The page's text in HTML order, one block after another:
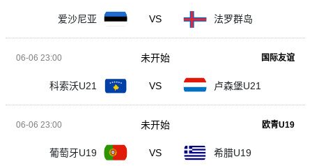
爱沙尼亚 VS 法罗群岛
06-06 23:00 国际友谊
科索沃U21 VS 卢森堡U21
未开始
06-06 23:00 欧青U19
葡萄牙U19 VS 希腊U19
未开始